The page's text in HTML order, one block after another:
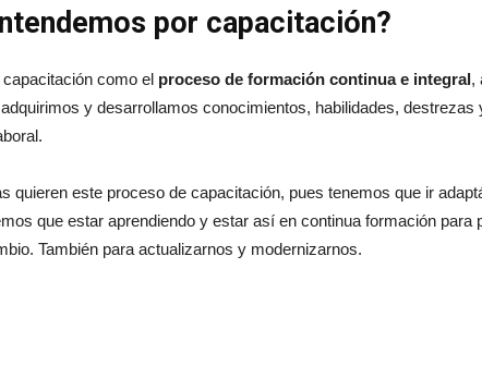
por capacitación?
como el proceso de formación continua e integral,
y desarrollamos conocimientos, habilidades, destrezas
quieren este proceso de capacitación, pues tenemos que ir
que estar aprendiendo y estar así en continua formación para
También para actualizarnos y modernizarnos.